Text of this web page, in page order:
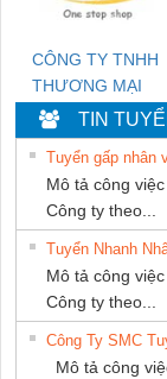
CÔNG TY TNHH
THƯƠNG MẠI
THIÊN ÂN VIỆT
NAM
TIN
Tuyển gấp nhân
Mô tả công
Công ty theo...
Tuyển Nhanh
Mô tả công
Công ty theo...
Công Ty SMC
Mô tả công